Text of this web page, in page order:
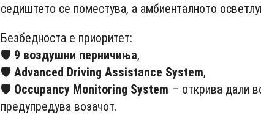
седиштето се поместува, а амбиенталното
Безбедноста е приоритет:
🛡 9 воздушни перничиња,
🛡Advanced Driving Assistance System,
🛡 Occupancy Monitoring System – открива дали
предупредува возачот.